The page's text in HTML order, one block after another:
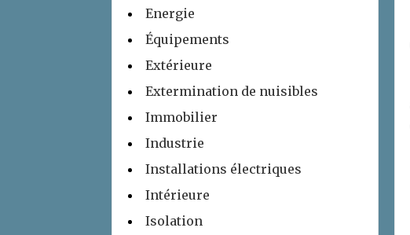
Energie
Équipements
Extérieure
Extermination de nuisibles
Immobilier
Industrie
Installations électriques
Intérieure
Isolation